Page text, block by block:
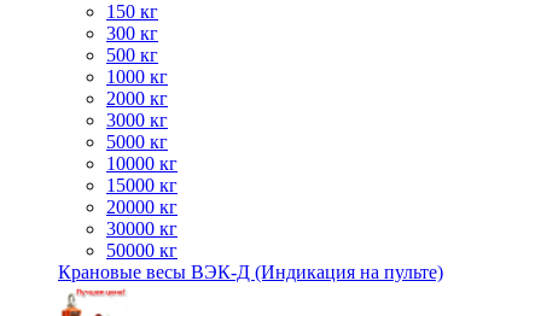
150 кг
300 кг
500 кг
1000 кг
2000 кг
3000 кг
5000 кг
10000 кг
15000 кг
20000 кг
30000 кг
50000 кг
Крановые весы ВЭК-Д (Индикация на пульте)